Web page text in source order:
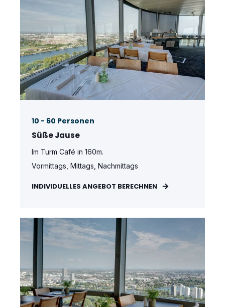
10 - 60 Personen
Süße Jause
Im Turm Café in 160m.
Vormittags, Mittags, Nachmittags
INDIVIDUELLES ANGEBOT BERECHNEN